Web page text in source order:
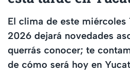
El clima de este miércoles
2026 dejará novedades
querrás conocer; te
de cómo será hoy en